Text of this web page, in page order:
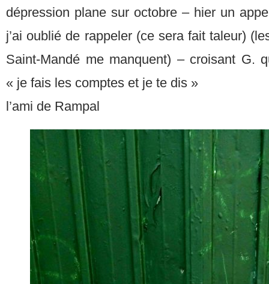
dépression plane sur octobre – hier un
j’ai oublié de rappeler (ce sera fait taleur)
Saint-Mandé me manquent) – croisant G.
« je fais les comptes et je te dis »
l’ami de Rampal